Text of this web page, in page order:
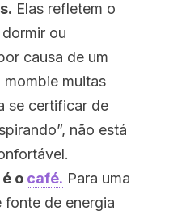
Elas refletem o
ou
causa de um
muitas
se certificar de
não está
o café. Para uma
de energia